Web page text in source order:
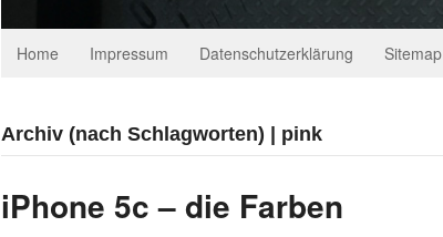
Home Impressum Datenschutzerklärung Sitemap
Archiv (nach Schlagworten) | pink
iPhone 5c – die Farben